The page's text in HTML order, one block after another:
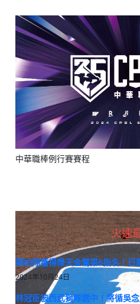
中華職棒例行賽賽程
火速
陽柏翔獲得樂天金鷲第6指名！日
2024年10月24日
林冠臣被西武獅隊選中！將循吳